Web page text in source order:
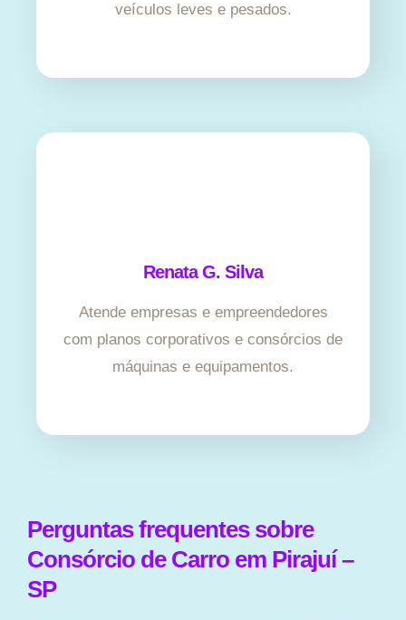
veículos leves e pesados.
Renata G. Silva
Atende empresas e empreendedores
com planos corporativos e consórcios de
máquinas e equipamentos.
Perguntas frequentes sobre
Consórcio de Carro em Pirajuí –
SP